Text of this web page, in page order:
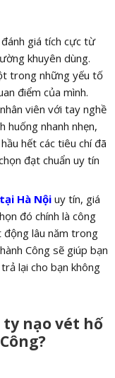
giá tích cực từ
khuyên dùng.
trong những yếu tố
điểm của mình.
viên với tay nghề
huống nhanh nhẹn,
hết các tiêu chí đã
đạt chuẩn uy tín
Hà Nộiuy tín, giá
đó chính là công
động lâu năm trong
Công sẽ giúp bạn
lại cho bạn không
ty nạo vét hố